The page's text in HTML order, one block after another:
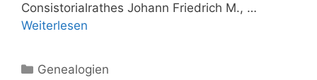
Consistorialrathes Johann Friedrich M., …
Weiterlesen
Kategorien
Genealogien